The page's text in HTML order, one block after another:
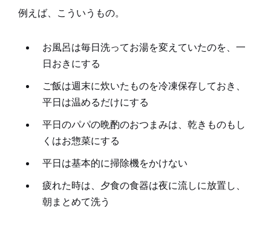
例えば、こういうもの。
お風呂は毎日洗ってお湯を変えていたのを、一
日おきにする
ご飯は週末に炊いたものを冷凍保存しておき、
平日は温めるだけにする
平日のパパの晩酌のおつまみは、乾きものもし
くはお惣菜にする
平日は基本的に掃除機をかけない
疲れた時は、夕食の食器は夜に流しに放置し、
朝まとめて洗う